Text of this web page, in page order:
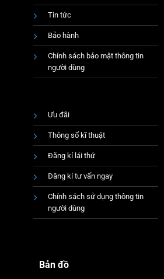
Tin tức
Bảo hành
Chính sách bảo mật thông tin
người dùng
Ưu đãi
Thông số kĩ thuật
Đăng kí lái thử
Đăng kí tư vấn ngay
Chính sách sử dụng thông tin
người dùng
Bản đồ